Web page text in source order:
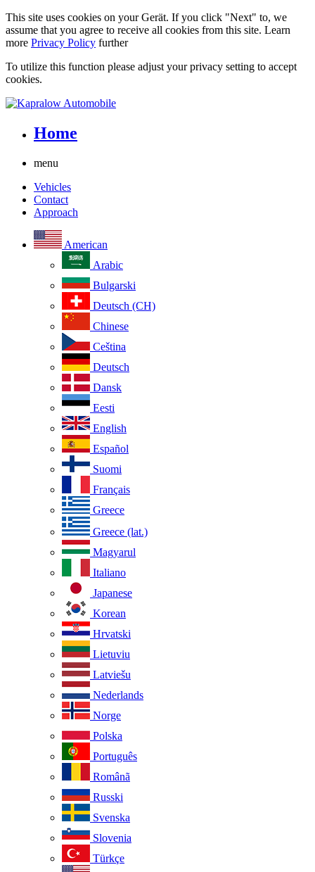
This site uses cookies on your Gerät. If you click "Next" to, we
assume that you agree to receive all cookies from this site. Learn
more Privacy Policy further
To utilize this function please adjust your privacy setting to accept
cookies.
Home
menu
Vehicles
Contact
Approach
American
Arabic
Bulgarski
Deutsch (CH)
Chinese
Ceština
Deutsch
Dansk
Eesti
English
Español
Suomi
Français
Greece
Greece (lat.)
Magyarul
Italiano
Japanese
Korean
Hrvatski
Lietuviu
Latviešu
Nederlands
Norge
Polska
Português
Românã
Russki
Svenska
Slovenia
Türkçe